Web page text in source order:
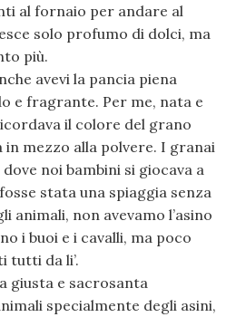
al fornaio per andare al
solo profumo di dolci, ma
più.
avevi la pancia piena
e fragrante. Per me, nata e
il colore del grano
mezzo alla polvere. I granai
noi bambini si giocava a
stata una spiaggia senza
animali, non avevamo l’asino
i buoi e i cavalli, ma poco
tutti da li’.
giusta e sacrosanta
specialmente degli asini,